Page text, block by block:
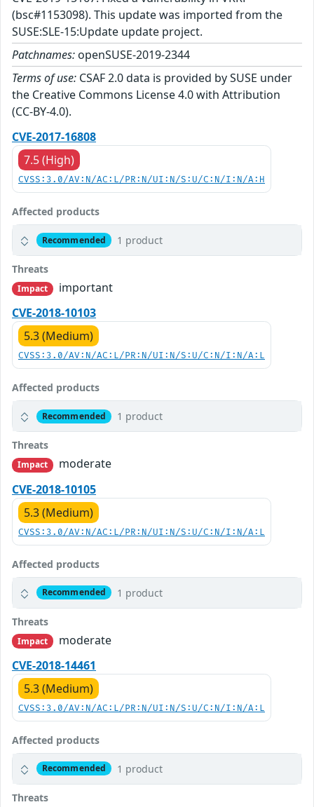
(bsc#1153098). This update was imported from the
SUSE:SLE-15:Update update project.
Patchnames: openSUSE-2019-2344
Terms of use: CSAF 2.0 data is provided by SUSE under
the Creative Commons License 4.0 with Attribution
(CC-BY-4.0).
CVE-2017-16808
7.5 (High)
CVSS:3.0/AV:N/AC:L/PR:N/UI:N/S:U/C:N/I:N/A:H
Affected products
Recommended 1 product
Threats
Impact
important
CVE-2018-10103
5.3 (Medium)
CVSS:3.0/AV:N/AC:L/PR:N/UI:N/S:U/C:N/I:N/A:L
Affected products
Recommended 1 product
Threats
Impact
moderate
CVE-2018-10105
5.3 (Medium)
CVSS:3.0/AV:N/AC:L/PR:N/UI:N/S:U/C:N/I:N/A:L
Affected products
Recommended 1 product
Threats
Impact
moderate
CVE-2018-14461
5.3 (Medium)
CVSS:3.0/AV:N/AC:L/PR:N/UI:N/S:U/C:N/I:N/A:L
Affected products
Recommended 1 product
Threats